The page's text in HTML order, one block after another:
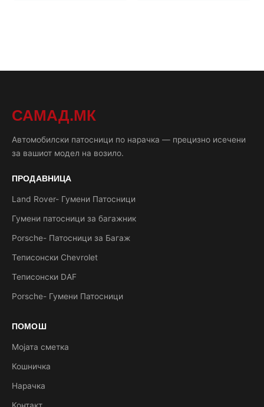
САМАД.МК
Автомобилски патосници по нарачка — прецизно исечени
за вашиот модел на возило.
ПРОДАВНИЦА
Land Rover- Гумени Патосници
Гумени патосници за багажник
Porsche- Патосници за Багаж
Теписонски Chevrolet
Теписонски DAF
Porsche- Гумени Патосници
ПОМОШ
Мојата сметка
Кошничка
Нарачка